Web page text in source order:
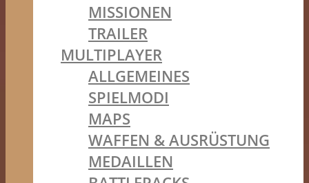
MISSIONEN
TRAILER
MULTIPLAYER
ALLGEMEINES
SPIELMODI
MAPS
WAFFEN & AUSRÜSTUNG
MEDAILLEN